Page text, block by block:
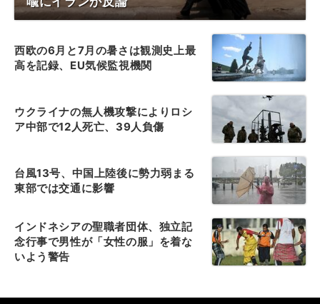
西欧の6月と7月の暑さは観測史上最
高を記録、EU気候監視機関
ウクライナの無人機攻撃によりロシ
ア中部で12人死亡、39人負傷
台風13号、中国上陸後に勢力弱まる
東部では交通に影響
インドネシアの聖職者団体、独立記
念行事で男性が「女性の服」を着な
いよう警告